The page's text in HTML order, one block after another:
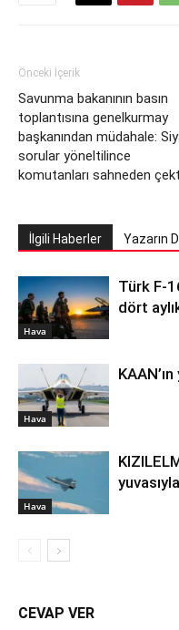
Önceki İçerik
Savunma bakanının basın
toplantısına genelkurmay
başkanından müdahale:
sorular yöneltilince
komutanları sahneden
İlgili Haberler Yazarın
Hava
Türk F-
dört
Hava
Hava
CEVAP VER